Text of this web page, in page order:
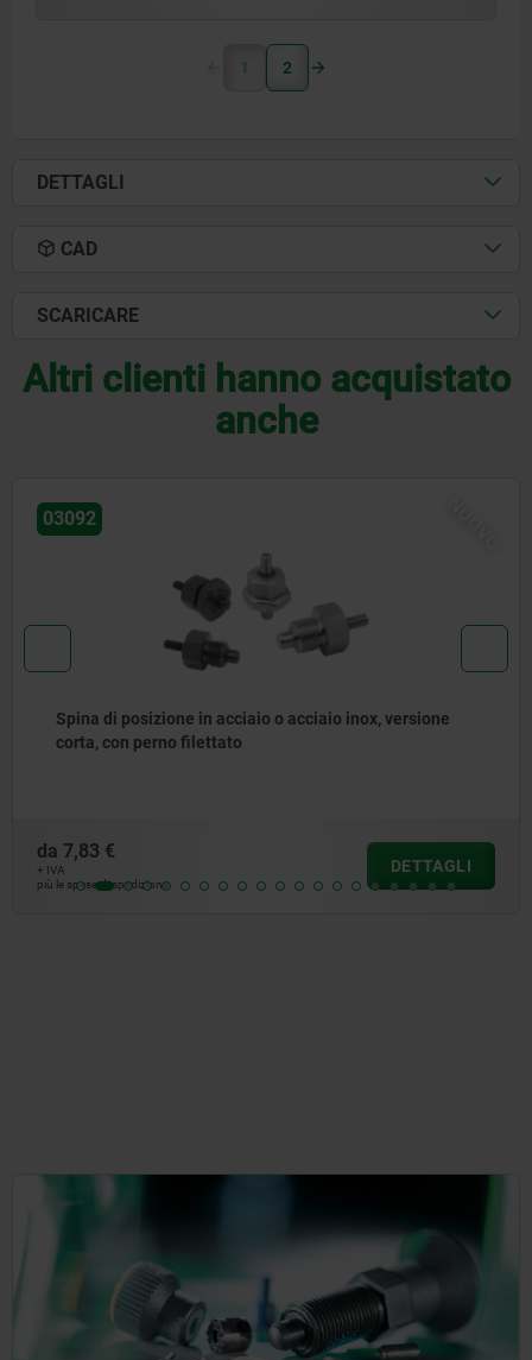
1 2
DETTAGLI
CAD
SCARICARE
Altri clienti hanno acquistato
anche
Spine di posizione in acciaio o acciaio inox senza
collare, con anello di trazione in acciaio inox
da
più le spese di spedizione